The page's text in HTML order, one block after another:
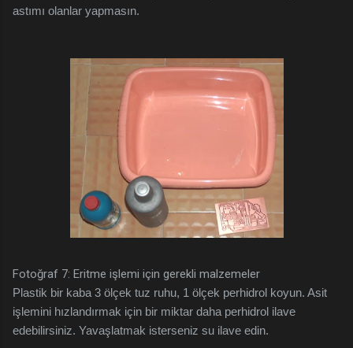
astımı olanlar yapmasın.
Fotoğraf 7: Eritme işlemi için gerekli malzemeler
Plastik bir kaba 3 ölçek tuz ruhu, 1 ölçek perhidrol koyun. Asit
işlemini hızlandırmak için bir miktar daha perhidrol ilave
edebilirsiniz. Yavaşlatmak isterseniz su ilave edin.